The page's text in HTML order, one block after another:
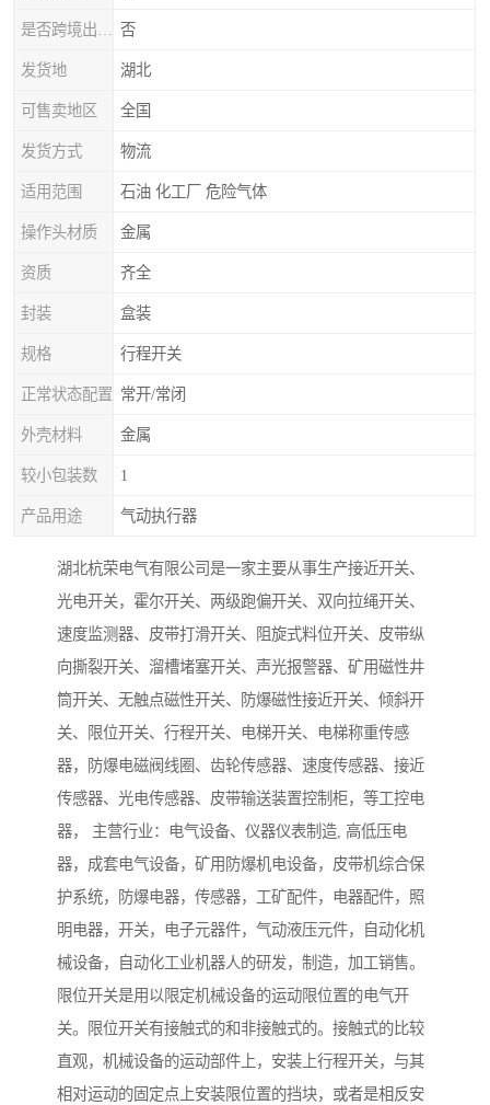
否
发货地 湖北
可售卖地区 全国
发货方式 物流
适用范围 石油 化工厂 危险气体
操作头材质 金属
资质 齐全
封装 盒装
规格 行程开关
正常状态配置 常开/常闭
外壳材料 金属
较小包装数 1
产品用途 气动执行器
湖北杭荣电气有限公司是一家主要从事生产接近开关、
光电开关，霍尔开关、两级跑偏开关、双向拉绳开关、
速度监测器、皮带打滑开关、阻旋式料位开关、皮带纵
向撕裂开关、溜槽堵塞开关、声光报警器、矿用磁性井
筒开关、无触点磁性开关、防爆磁性接近开关、倾斜开
关、限位开关、行程开关、电梯开关、电梯称重传感
器，防爆电磁阀线圈、齿轮传感器、速度传感器、接近
传感器、光电传感器、皮带输送装置控制柜，等工控电
器， 主营行业：电气设备、仪器仪表制造, 高低压电
器，成套电气设备，矿用防爆机电设备，皮带机综合保
护系统，防爆电器，传感器，工矿配件，电器配件，照
明电器，开关，电子元器件，气动液压元件，自动化机
械设备，自动化工业机器人的研发，制造，加工销售。
限位开关是用以限定机械设备的运动限位置的电气开
关。限位开关有接触式的和非接触式的。接触式的比较
直观，机械设备的运动部件上，安装上行程开关，与其
相对运动的固定点上安装限位置的挡块，或者是相反安